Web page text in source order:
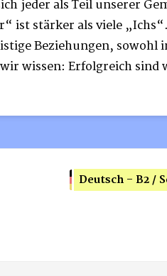
jeder als Teil unserer
ist stärker als viele
Beziehungen, sowohl
wissen: Erfolgreich sind
Deutsch - B2 /